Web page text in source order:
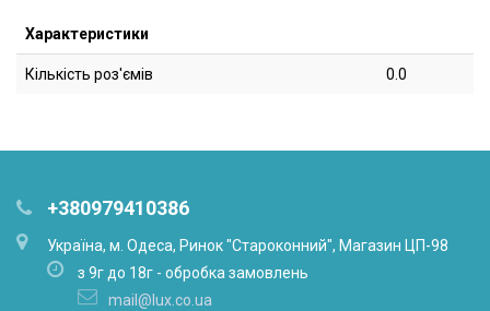
Характеристики
Кількість роз'ємів 0.0
+380979410386
Українa, м. Одеса, Ринок "Староконний", Магазин ЦП-98
з 9г до 18г - обробка замовлень
mail@lux.co.ua